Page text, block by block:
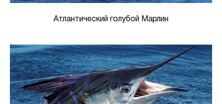
Атлантический голубой Марлин